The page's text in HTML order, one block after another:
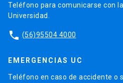
Teléfono para comunicarse con
Universidad.
phone (56)95504 4000
EMERGENCIAS UC
Teléfono en caso de accidente o